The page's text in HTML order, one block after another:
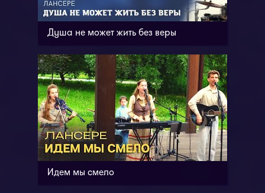
Душа не может жить без веры
Идем мы смело